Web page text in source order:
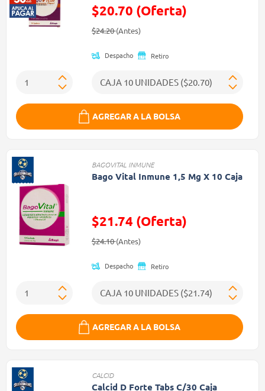
$20.70 (Oferta)
Precio reducido de
$24.20(Antes)(Oferta)
Despacho Retiro
AGREGAR A LA BOLSA
BAGOVITAL INMUNE
Bago Vital Inmune 1,5 Mg X 10 Caja
$21.74 (Oferta)
Precio reducido de
$24.10(Antes)(Oferta)
Despacho Retiro
AGREGAR A LA BOLSA
CALCID
Calcid D Forte Tabs C/30 Caja